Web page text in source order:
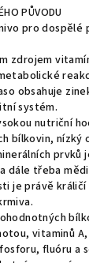
PŮVODU
pro dospělé
zdrojem
obsahuje
systém.
nutriční
bílkovin, nízký
prvků
dále třeba
je právě králičí
vitaminů A,
fluóru a